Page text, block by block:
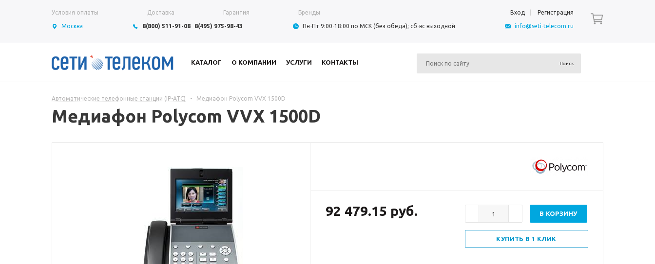
Условия оплаты Доставка Гарантия Бренды Вход Регистрация
Москва 8(800) 511-91-08 8(495) 975-98-43 Пн-Пт 9:00-18:00 по МСК (без обеда); сб-вс выходной info@seti-telecom.ru
КАТАЛОГ О КОМПАНИИ УСЛУГИ КОНТАКТЫ
Автоматические телефонные станции (IP-АТС) - Медиафон Polycom VVX 1500D
Медиафон Polycom VVX 1500D
92 479.15 руб. В КОРЗИНУ
КУПИТЬ В 1 КЛИК